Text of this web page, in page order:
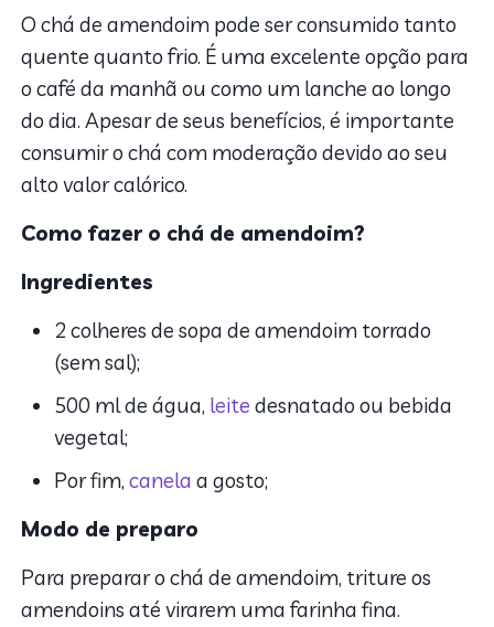
O chá de amendoim pode ser consumido tanto
quente quanto frio. É uma excelente opção para
o café da manhã ou como um lanche ao longo
do dia. Apesar de seus benefícios, é importante
consumir o chá com moderação devido ao seu
alto valor calórico.
Como fazer o chá de amendoim?
Ingredientes
2 colheres de sopa de amendoim torrado
(sem sal);
500 ml de água, leite desnatado ou bebida
vegetal;
Por fim,canela a gosto;
Modo de preparo
Para preparar o chá de amendoim, triture os
amendoins até virarem uma farinha fina.